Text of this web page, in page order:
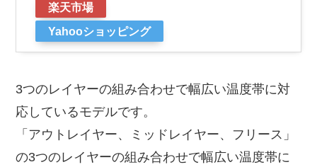
楽天市場
Yahooショッピング
3つのレイヤーの組み合わせで幅広い温度帯に対
応しているモデルです。
「アウトレイヤー、ミッドレイヤー、フリース」
の3つのレイヤーの組み合わせで幅広い温度帯に